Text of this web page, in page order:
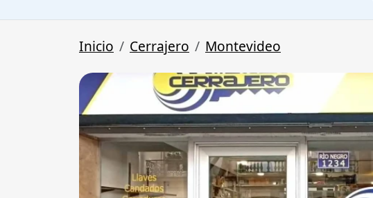
Inicio Cerrajero Montevideo